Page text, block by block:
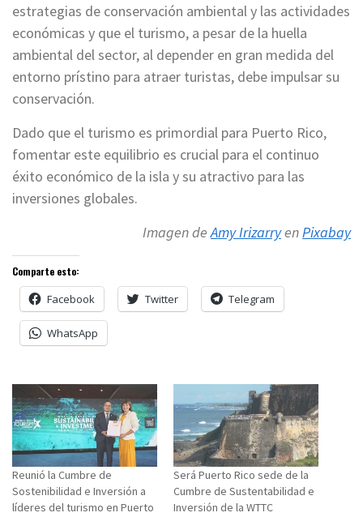
estrategias de conservación ambiental y las actividades
económicas y que el turismo, a pesar de la huella
ambiental del sector, al depender en gran medida del
entorno prístino para atraer turistas, debe impulsar su
conservación.
Dado que el turismo es primordial para Puerto Rico,
fomentar este equilibrio es crucial para el continuo
éxito económico de la isla y su atractivo para las
inversiones globales.
Imagen deAmy IrizarryenPixabay
Comparte esto:
Facebook Twitter Telegram
WhatsApp
Reunió la Cumbre de
Sostenibilidad e Inversión a
líderes del turismo en Puerto
Será Puerto Rico sede de la
Cumbre de Sustentabilidad e
Inversión de la WTTC